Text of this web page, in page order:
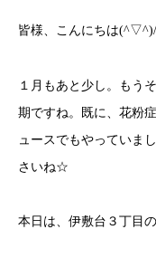
皆様、こんにちは
１月もあと少し。もう
期ですね。既に、花粉
ュースでもやっていま
さいね☆
本日は、伊敷台３丁目